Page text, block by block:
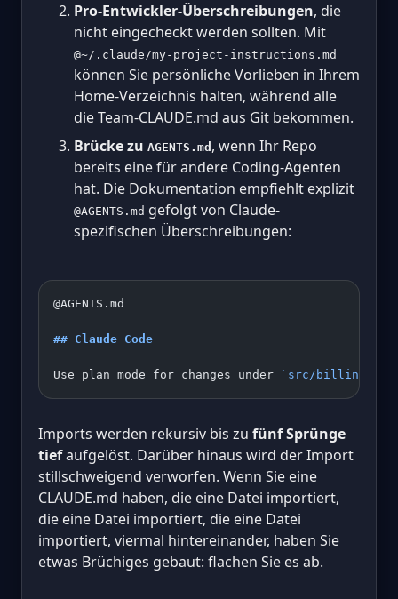
Pro-Entwickler-Überschreibungen, die
nicht eingecheckt werden sollten. Mit
@~/.claude/my-project-instructions.md
können Sie persönliche Vorlieben in Ihrem
Home-Verzeichnis halten, während alle
die Team-CLAUDE.md aus Git bekommen.
Brücke zu AGENTS.md , wenn Ihr Repo
bereits eine für andere Coding-Agenten
hat. Die Dokumentation empfiehlt explizit
@AGENTS.md gefolgt von Claude-
spezifischen Überschreibungen:
@AGENTS.md
## Claude Code
Use plan mode for changes under `src/billing/`
Imports werden rekursiv bis zu fünf Sprünge
tiefaufgelöst. Darüber hinaus wird der Import
stillschweigend verworfen. Wenn Sie eine
CLAUDE.md haben, die eine Datei importiert,
die eine Datei importiert, die eine Datei
importiert, viermal hintereinander, haben Sie
etwas Brüchiges gebaut: flachen Sie es ab.